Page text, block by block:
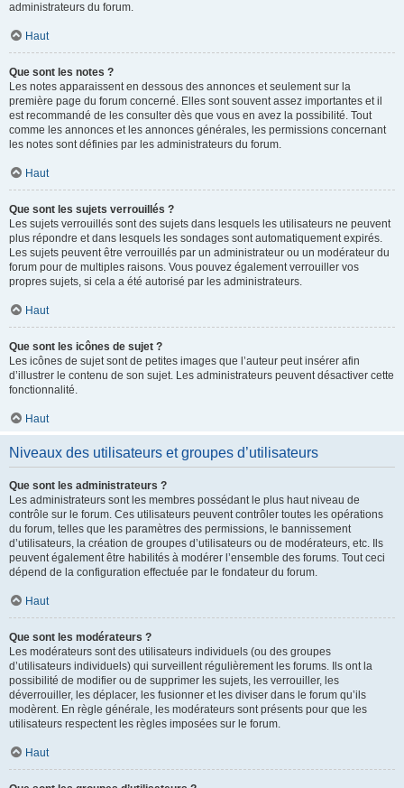
administrateurs du forum.
Haut
Que sont les notes ?
Les notes apparaissent en dessous des annonces et seulement sur la
première page du forum concerné. Elles sont souvent assez importantes et il
est recommandé de les consulter dès que vous en avez la possibilité. Tout
comme les annonces et les annonces générales, les permissions concernant
les notes sont définies par les administrateurs du forum.
Haut
Que sont les sujets verrouillés ?
Les sujets verrouillés sont des sujets dans lesquels les utilisateurs ne peuvent
plus répondre et dans lesquels les sondages sont automatiquement expirés.
Les sujets peuvent être verrouillés par un administrateur ou un modérateur du
forum pour de multiples raisons. Vous pouvez également verrouiller vos
propres sujets, si cela a été autorisé par les administrateurs.
Haut
Que sont les icônes de sujet ?
Les icônes de sujet sont de petites images que l’auteur peut insérer afin
d’illustrer le contenu de son sujet. Les administrateurs peuvent désactiver cette
fonctionnalité.
Haut
Niveaux des utilisateurs et groupes d’utilisateurs
Que sont les administrateurs ?
Les administrateurs sont les membres possédant le plus haut niveau de
contrôle sur le forum. Ces utilisateurs peuvent contrôler toutes les opérations
du forum, telles que les paramètres des permissions, le bannissement
d’utilisateurs, la création de groupes d’utilisateurs ou de modérateurs, etc. Ils
peuvent également être habilités à modérer l’ensemble des forums. Tout ceci
dépend de la configuration effectuée par le fondateur du forum.
Haut
Que sont les modérateurs ?
Les modérateurs sont des utilisateurs individuels (ou des groupes
d’utilisateurs individuels) qui surveillent régulièrement les forums. Ils ont la
possibilité de modifier ou de supprimer les sujets, les verrouiller, les
déverrouiller, les déplacer, les fusionner et les diviser dans le forum qu’ils
modèrent. En règle générale, les modérateurs sont présents pour que les
utilisateurs respectent les règles imposées sur le forum.
Haut